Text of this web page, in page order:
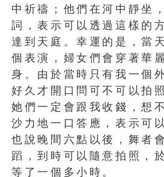
中祈禱；他們在河中靜坐
詞，表示可以透過這樣的
達到天庭。幸運的是，當
個表演，婦女們會穿著華
身。由於當時只有我一個
好久才開口問可不可以拍
她們一定會跟我收錢，想
沙力地一口答應，表示可
也說晚間六點以後，舞者
蹈，到時可以隨意拍照，
等了一個多小時。